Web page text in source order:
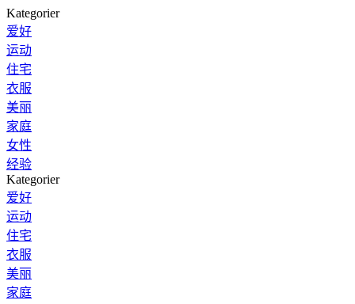
Kategorier
爱好
运动
住宅
衣服
美丽
家庭
女性
经验
Kategorier
爱好
运动
住宅
衣服
美丽
家庭